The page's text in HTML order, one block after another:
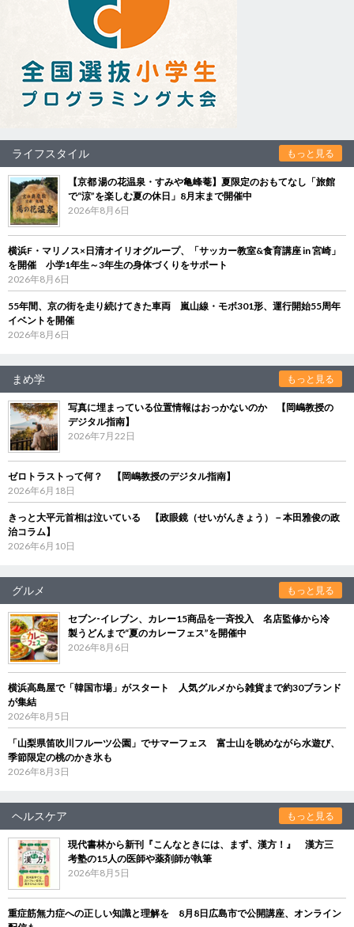
ライフスタイル もっと見る
【京都 湯の花温泉・すみや亀峰菴】夏限定のおもてなし「旅館
で“涼”を楽しむ夏の休日」8月末まで開催中
2026年8月6日
横浜F・マリノス×日清オイリオグループ、「サッカー教室&食育講座 in 宮崎」
を開催 小学1年生～3年生の身体づくりをサポート
2026年8月6日
55年間、京の街を走り続けてきた車両 嵐山線・モボ301形、運行開始55周年
イベントを開催
2026年8月6日
まめ学 もっと見る
写真に埋まっている位置情報はおっかないのか 【岡嶋教授の
デジタル指南】
2026年7月22日
ゼロトラストって何？ 【岡嶋教授のデジタル指南】
2026年6月18日
きっと大平元首相は泣いている 【政眼鏡（せいがんきょう）－本田雅俊の政
治コラム】
2026年6月10日
グルメ もっと見る
セブン‐イレブン、カレー15商品を一斉投入 名店監修から冷
製うどんまで“夏のカレーフェス”を開催中
2026年8月6日
横浜高島屋で「韓国市場」がスタート 人気グルメから雑貨まで約30ブランド
が集結
2026年8月5日
「山梨県笛吹川フルーツ公園」でサマーフェス 富士山を眺めながら水遊び、
季節限定の桃のかき氷も
2026年8月3日
ヘルスケア もっと見る
現代書林から新刊『こんなときには、まず、漢方！』 漢方三
考塾の15人の医師や薬剤師が執筆
2026年8月5日
重症筋無力症への正しい知識と理解を 8月8日広島市で公開講座、オンライン